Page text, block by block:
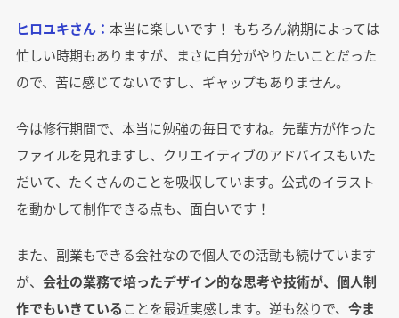
ヒロユキさん： 本当に楽しいです！ もちろん納期によっては
忙しい時期もありますが、まさに自分がやりたいことだった
ので、苦に感じてないですし、ギャップもありません。
今は修行期間で、本当に勉強の毎日ですね。先輩方が作った
ファイルを見れますし、クリエイティブのアドバイスもいた
だいて、たくさんのことを吸収しています。公式のイラスト
を動かして制作できる点も、面白いです！
また、副業もできる会社なので個人での活動も続けています
が、 会社の業務で培ったデザイン的な思考や技術が、個人制
作でもいきていることを最近実感します。逆も然りで、 今ま